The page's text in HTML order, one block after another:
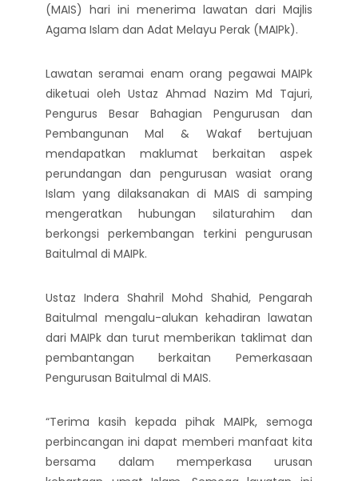
(MAIS) hari ini menerima lawatan dari Majlis
Agama Islam dan Adat Melayu Perak (MAIPk).
Lawatan seramai enam orang pegawai MAIPk
diketuai oleh Ustaz Ahmad Nazim Md Tajuri,
Pengurus Besar Bahagian Pengurusan dan
Pembangunan Mal & Wakaf bertujuan
mendapatkan maklumat berkaitan aspek
perundangan dan pengurusan wasiat orang
Islam yang dilaksanakan di MAIS di samping
mengeratkan hubungan silaturahim dan
berkongsi perkembangan terkini pengurusan
Baitulmal di MAIPk.
Ustaz Indera Shahril Mohd Shahid, Pengarah
Baitulmal mengalu-alukan kehadiran lawatan
dari MAIPk dan turut memberikan taklimat dan
pembantangan berkaitan Pemerkasaan
Pengurusan Baitulmal di MAIS.
“Terima kasih kepada pihak MAIPk, semoga
perbincangan ini dapat memberi manfaat kita
bersama dalam memperkasa urusan